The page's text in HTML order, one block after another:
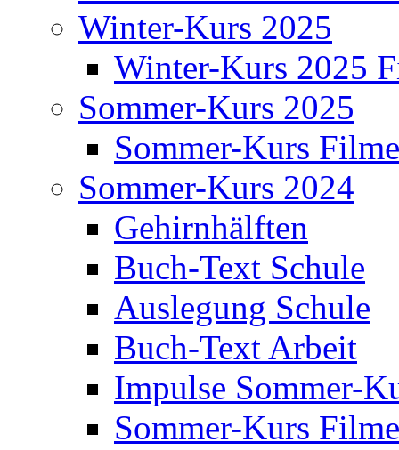
Winter-Kurs 2025
Winter-Kurs 2025
Sommer-Kurs 2025
Sommer-Kurs Filme
Sommer-Kurs 2024
Gehirnhälften
Buch-Text Schule
Auslegung Schule
Buch-Text Arbeit
Impulse Sommer-
Sommer-Kurs Filme